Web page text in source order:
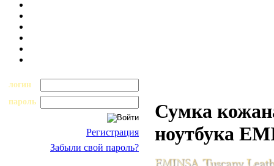
логин
пароль
Регистрация
Забыли свой пароль?
Сумка
ноутбука